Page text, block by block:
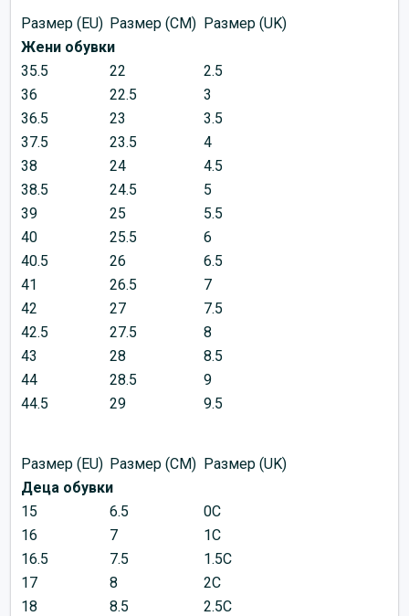
Размер (EU) Размер (CM) Размер (UK)
Жени обувки
35.5
22
2.5
36
22.5
3
36.5
23
3.5
37.5
23.5
4
38
24
4.5
38.5
24.5
5
39
25
5.5
40
25.5
6
40.5
26
6.5
41
26.5
7
42
27
7.5
42.5
27.5
8
43
28
8.5
44
28.5
9
44.5
29 9.5
Размер (EU) Размер (CM) Размер (UK)
Деца обувки
15
6.5
0C
16
7
1C
16.5
7.5
1.5C
17
8
2C
18
8.5
2.5C